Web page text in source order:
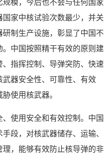
家中核试验次数最少，并关
制生产设施，彰显了中国不
中国按照精干有效的原则建
指挥控制、导弹突防、快速
器安全性、可靠性、有效
使用核武器。
使用安全和有效控制。中国
段，对核武器储存、运输、
，能够有效防止核导弹的非